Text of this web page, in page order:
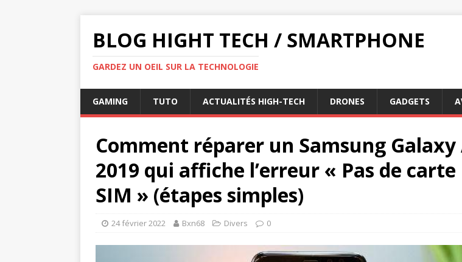
BLOG HIGHT TECH / SMARTPHONE
GARDEZ UN OEIL SUR LA TECHNOLOGIE
GAMING TUTO ACTUALITÉS HIGH-TECH DRONES GADGETS
Comment réparer un Samsung Galaxy
2019 qui affiche l’erreur « Pas de carte
SIM » (étapes simples)
24 février 2022 Bxn68 Divers 0